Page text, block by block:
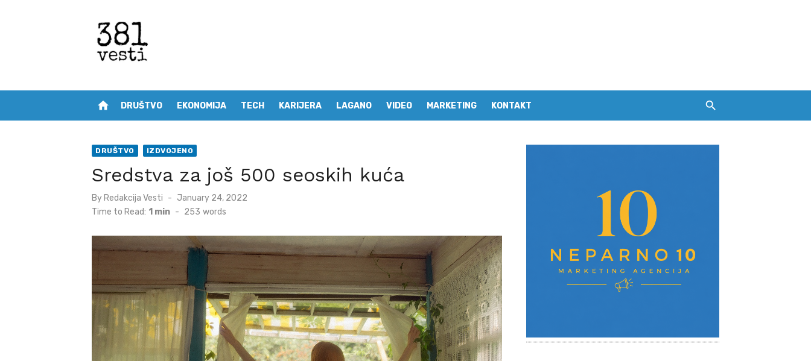
home DRUŠTVO EKONOMIJA TECH KARIJERA LAGANO VIDEO MARKETING KONTAKT
DRUŠTVO IZDVOJENO
Sredstva za još 500 seoskih kuća
By Redakcija Vesti
Posted
on
January 24, 2022
Time to Read: 1 min - 253 words